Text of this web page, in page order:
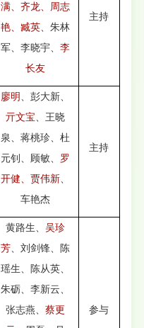
满、 齐龙
周志
艳、臧英、朱林
军、李晓宇、 李
长友
主持
廖明 、彭大新、
亓文宝 、王晓
泉、蒋桃珍、杜
元钊、顾敏、 罗
开健、贾伟新、
车艳杰
主持
黄路生、 吴珍
芳、刘剑锋、陈
瑶生、陈从英、
朱砺、李新云、
张志燕、 蔡更
参与